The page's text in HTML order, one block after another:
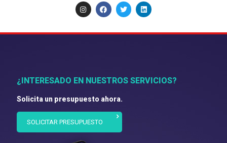
¿INTERESADO EN NUESTROS SERVICIOS?
Solicita un presupuesto ahora.
SOLICITAR PRESUPUESTO